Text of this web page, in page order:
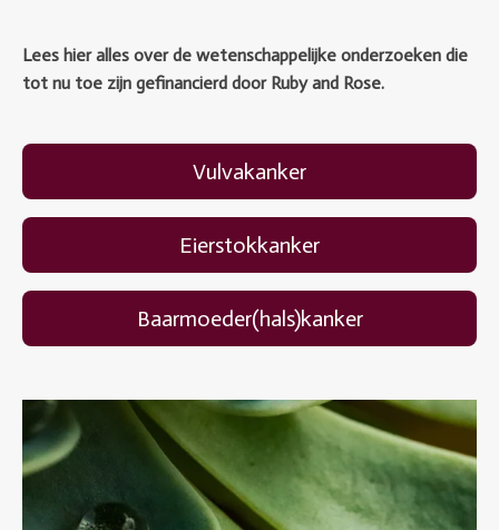
Lees hier alles over de wetenschappelijke onderzoeken die
tot nu toe zijn gefinancierd door Ruby and Rose.
Vulvakanker
Eierstokkanker
Baarmoeder(hals)kanker